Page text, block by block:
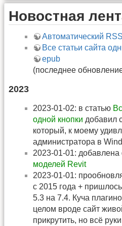
Новостная
Автоматический
Все статьи сайта
epub
(последнее
2023
2023-01-02: в статью
одной кнопки добавил
который, к моему
администратора в
2023-01-01: добавлена
моделей Revit
2023-01-01:
с 2015 года +
5.3 на 7.4. Куча
целом вроде сайт
прикрутить, но всё